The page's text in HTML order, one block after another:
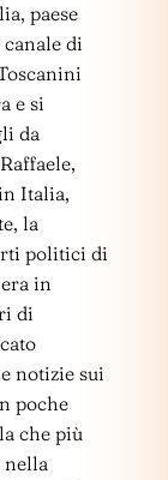
paese
di
e si
da
Italia,
la
politici di
in
di
notizie sui
poche
che più
nella